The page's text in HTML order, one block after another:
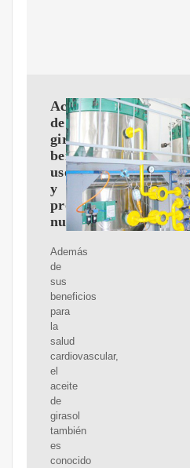
Aceite
de
girasol:
beneficios,
usos
y
propiedades
nutricionales
Además
de
sus
beneficios
para
la
salud
cardiovascular,
el
aceite
de
girasol
también
es
conocido